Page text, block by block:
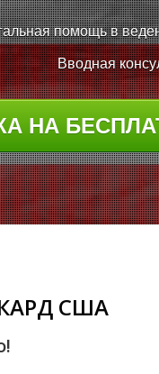
помощь в
Вводная
НА
США